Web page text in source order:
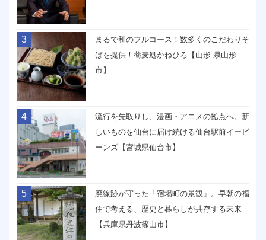
3
まるで和のフルコース！数多くのこだわりそ
ばを提供！蕎麦処かねひろ【山形 県山形
市】
4
流行を先取りし、漫画・アニメの拠点へ。新
しいものを仙台に届け続ける仙台駅前イービ
ーンズ【宮城県仙台市】
5
廃線跡が守った「宿場町の景観」。早朝の福
住で考える、歴史と暮らしが共存する未来
【兵庫県丹波篠山市】